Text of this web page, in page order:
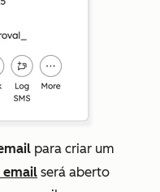
para criar um
email será aberto